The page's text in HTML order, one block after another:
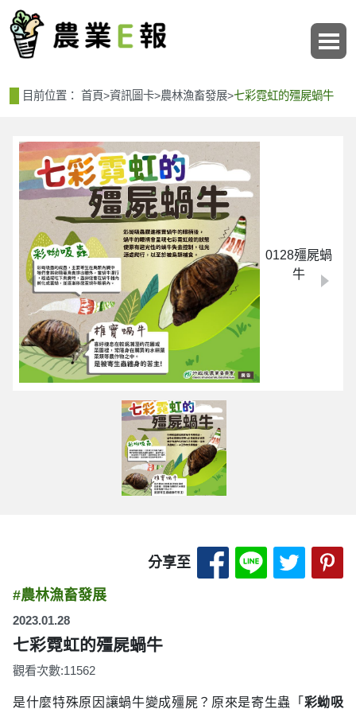
目前位置： 首頁>資訊圖卡>農林漁畜發展>七彩霓虹的殭屍蝸牛
0128殭屍蝸
牛
分享至 分享至 Facebook-
分享至分享
#農林漁畜發展
2023.01.28
七彩霓虹的殭屍蝸牛
觀看次數:11562
是什麼特殊原因讓蝸牛變成殭屍？原來是寄生蟲「 彩蚴吸